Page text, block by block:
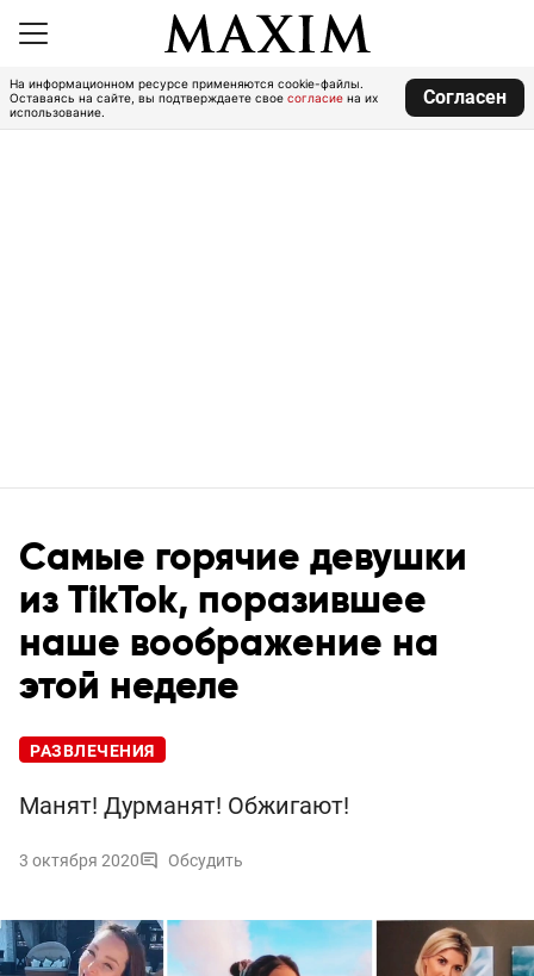
На информационном ресурсе применяются cookie-файлы.
Оставаясь на сайте, вы подтверждаете свое согласие на их
использование.
Согласен
Самые горячие девушки
из TikTok, поразившее
наше воображение на
этой неделе
РАЗВЛЕЧЕНИЯ
Манят! Дурманят! Обжигают!
3 октября 2020 Обсудить